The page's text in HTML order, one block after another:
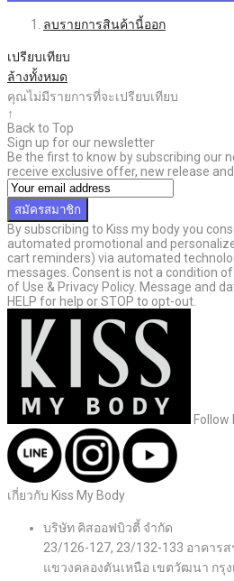
ลบรายการสินค้านี้ออก
เปรียบเทียบ
ล้างทั้งหมด
คุณไม่มีรายการที่จะเปรียบเทียบ
↑
Back to Top
Sign up for our newsletter
Be the first to know by subscribing our
receive exclusive offer, new release
สมัครสมาชิก
By subscribing to Kiss my body you
automated promotional and
cart reminders) via automated
messages. Consent is not a condition
of Use & Privacy Policy. Message and
HELP for help or STOP to opt-out.
Follow
เกี่ยวกับ Kiss My Body
บริษัท คิสออฟบิวตี้ จำกัด
23/126-127, 23/132-133 อาคาร
แขวงคลองตันเหนือ เขตวัฒนา กรุ